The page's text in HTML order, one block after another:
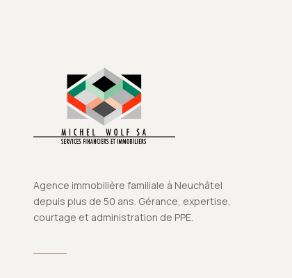
Agence immobilière familiale à Neuchâtel
depuis plus de 50 ans. Gérance, expertise,
courtage et administration de PPE.